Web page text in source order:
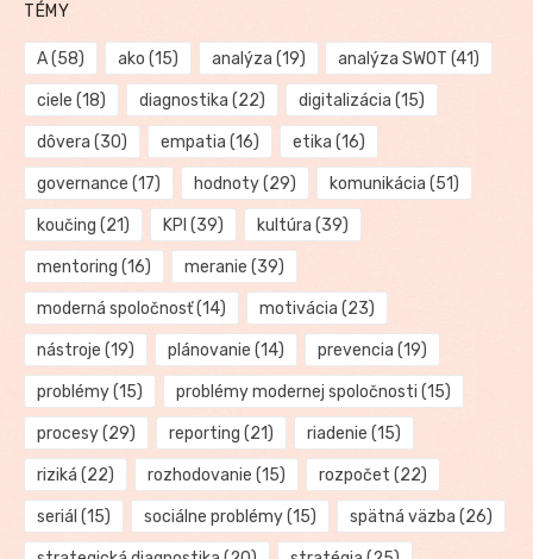
TÉMY
A(58) ako (15) analýza (19) analýza SWOT (41)
ciele (18) diagnostika (22) digitalizácia (15)
dôvera (30) empatia (16) etika (16)
governance (17) hodnoty(29) komunikácia (51)
koučing (21) KPI (39) kultúra (39)
mentoring (16) meranie (39)
moderná spoločnosť(14) motivácia (23)
nástroje (19) plánovanie (14) prevencia (19)
problémy(15) problémy modernej spoločnosti (15)
procesy(29) reporting (21) riadenie (15)
riziká (22) rozhodovanie (15) rozpočet (22)
seriál (15) sociálne problémy(15) spätná väzba (26)